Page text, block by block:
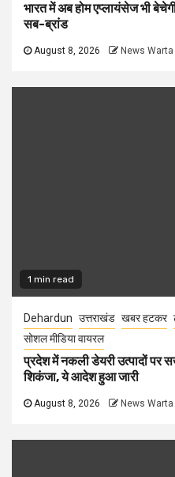
भारत में अब होम एप्लायंसेज भी
सब-ब्रांड
August 8, 2026 News Warta
1 min read
Dehardun उत्तराखंड खबर हटकर
सोशल मीडिया वायरल
प्रदेश में नकली डेयरी उत्पादों पर
शिकंजा, ये आदेश हुआ जारी
August 8, 2026 News Warta